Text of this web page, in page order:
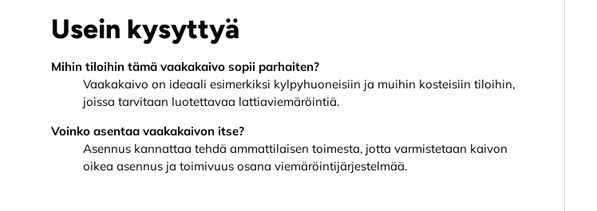
Usein kysyttyä
Mihin tiloihin tämä vaakakaivo sopii parhaiten?
Vaakakaivo on ideaali esimerkiksi kylpyhuoneisiin ja muihin kosteisiin tiloihin,
joissa tarvitaan luotettavaa lattiaviemäröintiä.
Voinko asentaa vaakakaivon itse?
Asennus kannattaa tehdä ammattilaisen toimesta, jotta varmistetaan kaivon
oikea asennus ja toimivuus osana viemäröintijärjestelmää.